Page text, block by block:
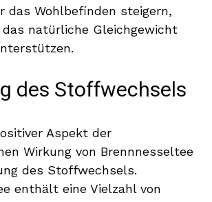
das Wohlbefinden steigern,
natürliche Gleichgewicht
des Stoffwechsels
Aspekt der
Wirkung von Brennnesseltee
des Stoffwechsels.
enthält eine Vielzahl von